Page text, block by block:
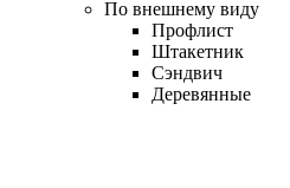
По внешнему виду
Профлист
Штакетник
Сэндвич
Деревянные